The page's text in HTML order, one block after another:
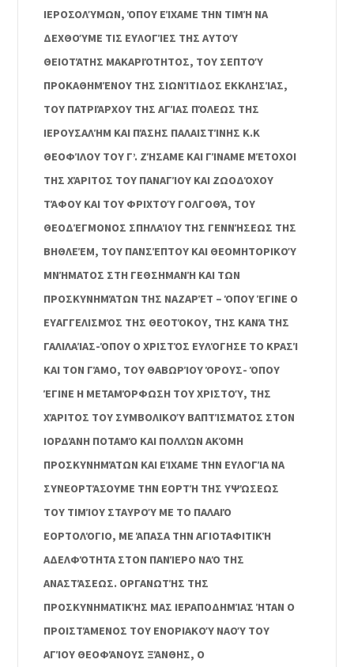
ΙΕΡΟΣΟΛΎΜΩΝ, ΌΠΟΥ ΕΊΧΑΜΕ ΤΗΝ ΤΙΜΉ ΝΑ
ΔΕΧΘΟΎΜΕ ΤΙΣ ΕΥΛΟΓΊΕΣ ΤΗΣ ΑΥΤΟΎ
ΘΕΙΟΤΆΤΗΣ ΜΑΚΑΡΙΌΤΗΤΟΣ, ΤΟΥ ΣΕΠΤΟΎ
ΠΡΟΚΑΘΗΜΈΝΟΥ ΤΗΣ ΣΙΩΝΊΤΙΔΟΣ ΕΚΚΛΗΣΊΑΣ,
ΤΟΥ ΠΑΤΡΙΆΡΧΟΥ ΤΗΣ ΑΓΊΑΣ ΠΌΛΕΩΣ ΤΗΣ
ΙΕΡΟΥΣΑΛΉΜ ΚΑΙ ΠΆΣΗΣ ΠΑΛΑΙΣΤΊΝΗΣ Κ.Κ
ΘΕΟΦΊΛΟΥ ΤΟΥ Γ’. ΖΉΣΑΜΕ ΚΑΙ ΓΊΝΑΜΕ ΜΈΤΟΧΟΙ
ΤΗΣ ΧΆΡΙΤΟΣ ΤΟΥ ΠΑΝΑΓΊΟΥ ΚΑΙ ΖΩΟΔΌΧΟΥ
ΤΆΦΟΥ ΚΑΙ ΤΟΥ ΦΡΙΧΤΟΎ ΓΟΛΓΟΘΆ, ΤΟΥ
ΘΕΟΔΈΓΜΟΝΟΣ ΣΠΗΛΑΊΟΥ ΤΗΣ ΓΕΝΝΉΣΕΩΣ ΤΗΣ
ΒΗΘΛΕΈΜ, ΤΟΥ ΠΑΝΣΈΠΤΟΥ ΚΑΙ ΘΕΟΜΗΤΟΡΙΚΟΎ
ΜΝΉΜΑΤΟΣ ΣΤΗ ΓΕΘΣΗΜΑΝΉ ΚΑΙ ΤΩΝ
ΠΡΟΣΚΥΝΗΜΆΤΩΝ ΤΗΣ ΝΑΖΑΡΈΤ – ΌΠΟΥ ΈΓΙΝΕ Ο
ΕΥΑΓΓΕΛΙΣΜΌΣ ΤΗΣ ΘΕΟΤΌΚΟΥ, ΤΗΣ ΚΑΝΆ ΤΗΣ
ΓΑΛΙΛΑΊΑΣ-ΌΠΟΥ Ο ΧΡΙΣΤΌΣ ΕΥΛΌΓΗΣΕ ΤΟ ΚΡΑΣΊ
ΚΑΙ ΤΟΝ ΓΆΜΟ, ΤΟΥ ΘΑΒΩΡΊΟΥ ΌΡΟΥΣ- ΌΠΟΥ
ΈΓΙΝΕ Η ΜΕΤΑΜΌΡΦΩΣΗ ΤΟΥ ΧΡΙΣΤΟΎ, ΤΗΣ
ΧΆΡΙΤΟΣ ΤΟΥ ΣΥΜΒΟΛΙΚΟΎ ΒΑΠΤΊΣΜΑΤΟΣ ΣΤΟΝ
ΙΟΡΔΆΝΗ ΠΟΤΑΜΌ ΚΑΙ ΠΟΛΛΏΝ ΑΚΌΜΗ
ΠΡΟΣΚΥΝΗΜΆΤΩΝ ΚΑΙ ΕΊΧΑΜΕ ΤΗΝ ΕΥΛΟΓΊΑ ΝΑ
ΣΥΝΕΟΡΤΆΣΟΥΜΕ ΤΗΝ ΕΟΡΤΉ ΤΗΣ ΥΨΏΣΕΩΣ
ΤΟΥ ΤΙΜΊΟΥ ΣΤΑΥΡΟΎ ΜΕ ΤΟ ΠΑΛΑΙΌ
ΕΟΡΤΟΛΌΓΙΟ, ΜΕ ΆΠΑΣΑ ΤΗΝ ΑΓΙΟΤΑΦΙΤΙΚΉ
ΑΔΕΛΦΌΤΗΤΑ ΣΤΟΝ ΠΑΝΊΕΡΟ ΝΑΌ ΤΗΣ
ΑΝΑΣΤΆΣΕΩΣ. ΟΡΓΑΝΩΤΉΣ ΤΗΣ
ΠΡΟΣΚΥΝΗΜΑΤΙΚΉΣ ΜΑΣ ΙΕΡΑΠΟΔΗΜΊΑΣ ΉΤΑΝ Ο
ΠΡΟΙΣΤΆΜΕΝΟΣ ΤΟΥ ΕΝΟΡΙΑΚΟΎ ΝΑΟΎ ΤΟΥ
ΑΓΊΟΥ ΘΕΟΦΆΝΟΥΣ ΞΆΝΘΗΣ, Ο